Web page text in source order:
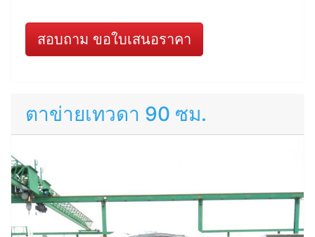
สอบถาม ขอใบเสนอราคา
ตาข่ายเทวดา 90 ซม.